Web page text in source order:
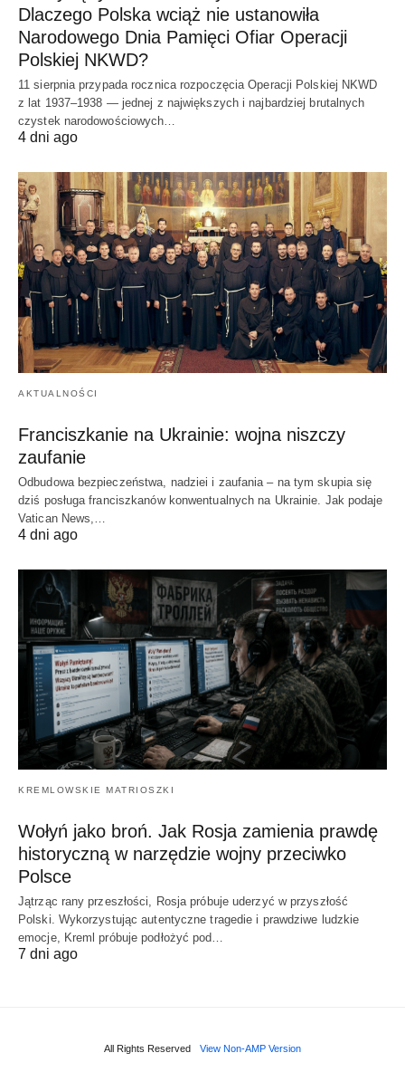
Dlaczego Polska wciąż nie ustanowiła
Narodowego Dnia Pamięci Ofiar Operacji
Polskiej NKWD?
11 sierpnia przypada rocznica rozpoczęcia Operacji Polskiej NKWD
z lat 1937–1938 — jednej z największych i najbardziej brutalnych
czystek narodowościowych…
4 dni ago
AKTUALNOŚCI
Franciszkanie na Ukrainie: wojna niszczy
zaufanie
Odbudowa bezpieczeństwa, nadziei i zaufania – na tym skupia się
dziś posługa franciszkanów konwentualnych na Ukrainie. Jak podaje
Vatican News,…
4 dni ago
KREMLOWSKIE MATRIOSZKI
Wołyń jako broń. Jak Rosja zamienia prawdę
historyczną w narzędzie wojny przeciwko
Polsce
Jątrząc rany przeszłości, Rosja próbuje uderzyć w przyszłość
Polski. Wykorzystując autentyczne tragedie i prawdziwe ludzkie
emocje, Kreml próbuje podłożyć pod…
7 dni ago
All Rights Reserved View Non-AMP Version